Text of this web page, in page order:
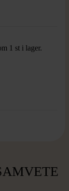
1 st i lager.